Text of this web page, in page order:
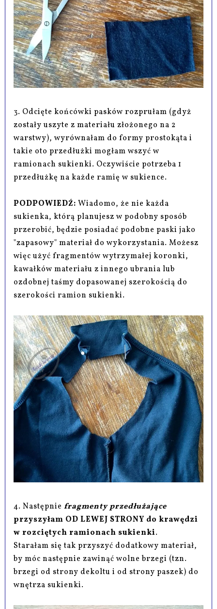
3. Odcięte końcówki pasków rozprułam (gdyż
zostały uszyte z materiału złożonego na 2
warstwy), wyrównałam do formy prostokąta i
takie oto przedłużki mogłam wszyć w
ramionach sukienki. Oczywiście potrzeba 1
przedłużkę na każde ramię w sukience.
PODPOWIEDŹ:Wiadomo, że nie każda
sukienka, którą planujesz w podobny sposób
przerobić, będzie posiadać podobne paski jako
"zapasowy" materiał do wykorzystania. Możesz
więc użyć fragmentów wytrzymałej koronki,
kawałków materiału z innego ubrania lub
ozdobnej taśmy dopasowanej szerokością do
szerokości ramion sukienki.
4. Następniefragmenty przedłużające
przyszyłam OD LEWEJ STRONY do krawędzi
w rozciętych ramionach sukienki.
Starałam się tak przyszyć dodatkowy materiał,
by móc następnie zawinąć wolne brzegi (tzn.
brzegi od strony dekoltu i od strony paszek) do
wnętrza sukienki.